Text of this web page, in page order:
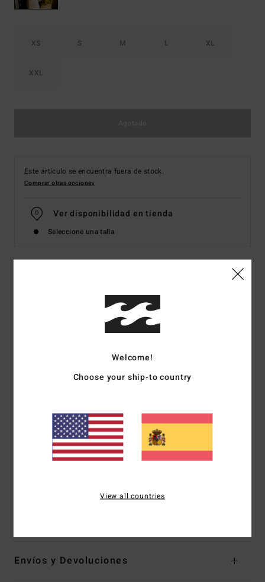
XS S M L XL
XXL
Este artículo se encuentra fuera de stock.
Comprar otras opciones
Ver disponibilidad en tienda
Seleccione una talla
Camiseta de manga corta Blanco Hombre
Código de color
colección Adventure Division
corte:corte normal
Cuello:Cuello redondo
Mangas:manga corta
Marca:Serigrafía en las partes delantera y trasera
Envíos y Devoluciones
Welcome!
Choose your ship-to country
View all countries